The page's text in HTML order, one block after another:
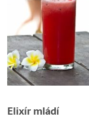
Elixír mládí